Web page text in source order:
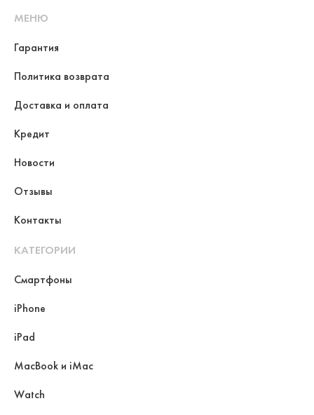
МЕНЮ
Гарантия
Политика возврата
Доставка и оплата
Кредит
Новости
Отзывы
Контакты
КАТЕГОРИИ
Смартфоны
iPhone
iPad
MacBook и iMac
Watch